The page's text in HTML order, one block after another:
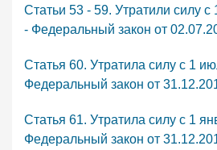
Статьи 53 - 59. Утратили силу с
- Федеральный закон от
Статья 60. Утратила силу с 1
Федеральный закон от
Статья 61. Утратила силу с 1
Федеральный закон от